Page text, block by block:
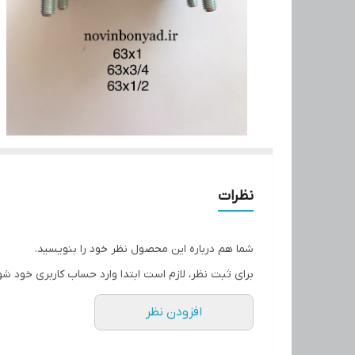
نظرات
شما هم درباره این محصول نظر خود را بنویسید.
برای ثبت نظر، لازم است ابتدا وارد حساب کاربری خود
افزودن نظر